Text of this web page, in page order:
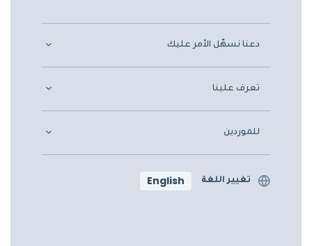
دعنا نسهّل الأمر عليك
تعرف علينا
للموردين
تغيير اللغة English